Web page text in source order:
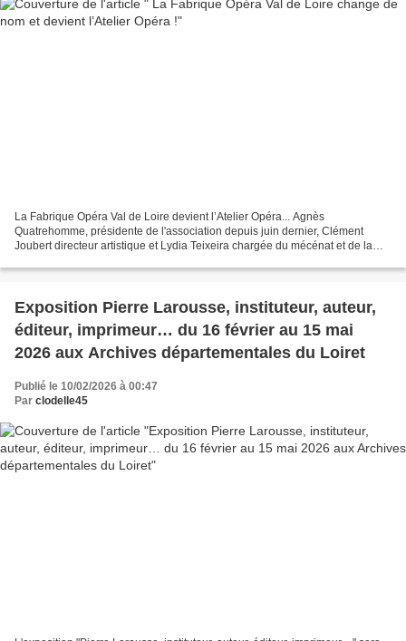
La Fabrique Opéra Val de Loire devient l’Atelier Opéra... Agnès
Quatrehomme, présidente de l'association depuis juin dernier, Clément
Joubert directeur artistique et Lydia Teixeira chargée du mécénat et de la
Exposition Pierre Larousse, instituteur, auteur,
éditeur, imprimeur… du 16 février au 15 mai
2026 aux Archives départementales du Loiret
Publié le 10/02/2026 à 00:47
Par clodelle45